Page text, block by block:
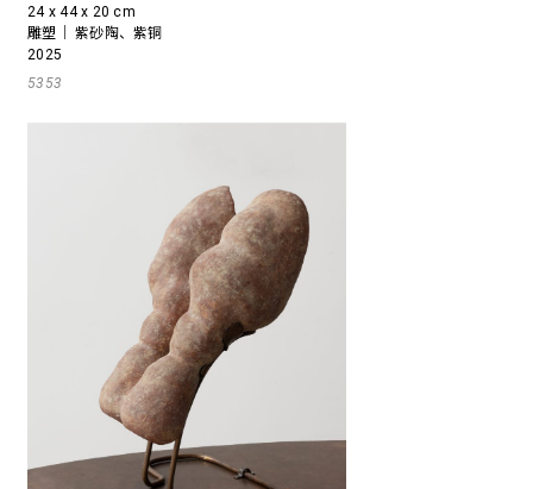
24 x 44 x 20 cm
雕塑｜ 紫砂陶、紫铜
2025
5353